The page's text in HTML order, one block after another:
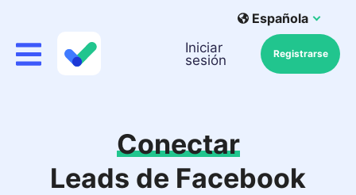
Española
Iniciar
sesión
Registrarse
Conectar
Leads de Facebook